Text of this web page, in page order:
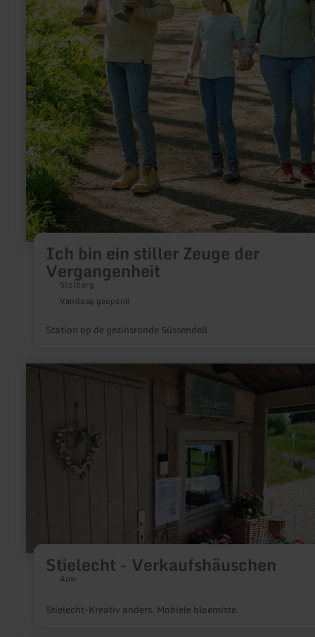
Ich bin ein stiller Zeuge der
Vergangenheit
Stolberg
Vandaag geopend
Station op de gezinsronde Süssendell
Stielecht - Verkaufshäuschen
Auw
Stielecht-Kreativ anders. Mobiele bloemiste.